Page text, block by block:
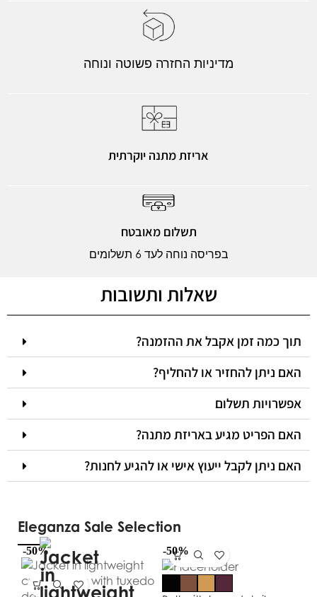
מדיניות החזרה פשוטה ונוחה
אריזת מתנה יוקרתית
תשלום מאובטח
בפריסה נוחה לעד 6 תשלומים
שאלות ותשובות
תוך כמה זמן אקבל את ההזמנה?
האם ניתן להחזיר או להחליף?
אפשרויות תשלום
האם הפריט מגיע באריזת מתנה?
האם ניתן לקבל ייעוץ אישי או להגיע לחנות?
Eleganza Sale Selection
-50% -50%